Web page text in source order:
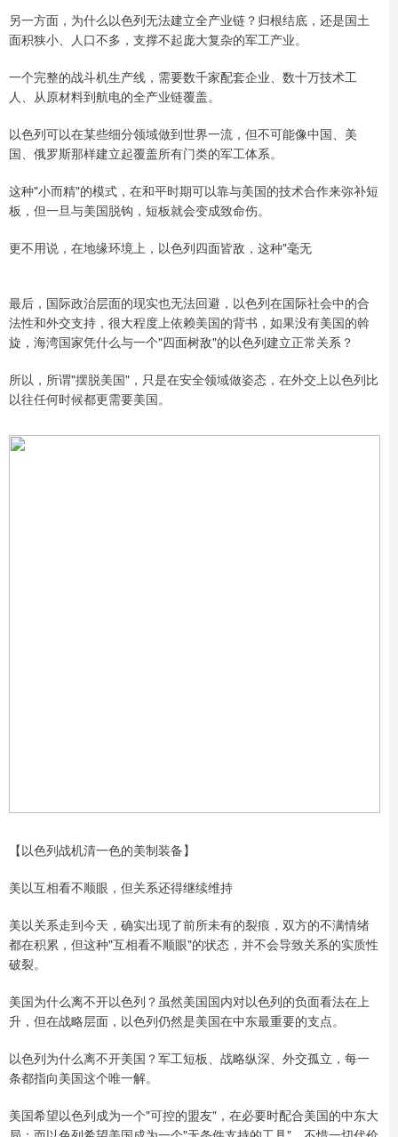
另一方面，为什么以色列无法建立全产业链？归根结底，还是国土
面积狭小、人口不多，支撑不起庞大复杂的军工产业。
一个完整的战斗机生产线，需要数千家配套企业、数十万技术工
人、从原材料到航电的全产业链覆盖。
以色列可以在某些细分领域做到世界一流，但不可能像中国、美
国、俄罗斯那样建立起覆盖所有门类的军工体系。
这种"小而精"的模式，在和平时期可以靠与美国的技术合作来弥补短
板，但一旦与美国脱钩，短板就会变成致命伤。
更不用说，在地缘环境上，以色列四面皆敌，这种"毫无
最后，国际政治层面的现实也无法回避，以色列在国际社会中的合
法性和外交支持，很大程度上依赖美国的背书，如果没有美国的斡
旋，海湾国家凭什么与一个"四面树敌"的以色列建立正常关系？
所以，所谓"摆脱美国"，只是在安全领域做姿态，在外交上以色列比
以往任何时候都更需要美国。
【以色列战机清一色的美制装备】
美以互相看不顺眼，但关系还得继续维持
美以关系走到今天，确实出现了前所未有的裂痕，双方的不满情绪
都在积累，但这种"互相看不顺眼"的状态，并不会导致关系的实质性
破裂。
美国为什么离不开以色列？虽然美国国内对以色列的负面看法在上
升，但在战略层面，以色列仍然是美国在中东最重要的支点。
以色列为什么离不开美国？军工短板、战略纵深、外交孤立，每一
条都指向美国这个唯一解。
美国希望以色列成为一个"可控的盟友"，在必要时配合美国的中东大